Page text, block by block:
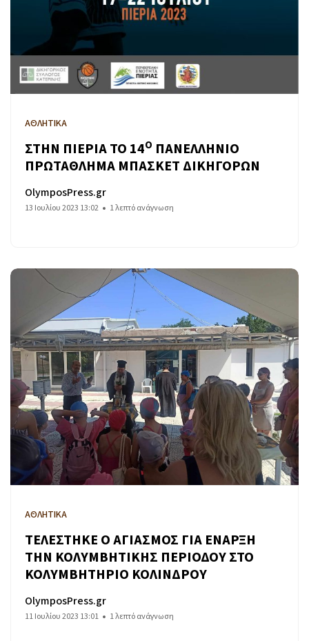
ΑΘΛΗΤΙΚΑ
ΣΤΗΝ ΠΙΕΡΙΑ ΤΟ 14Ο ΠΑΝΕΛΛΗΝΙΟ
ΠΡΩΤΑΘΛΗΜΑ ΜΠΑΣΚΕΤ ΔΙΚΗΓΟΡΩΝ
OlymposPress.gr
13 Ιουλίου 2023 13:02 1 λεπτό ανάγνωση
ΑΘΛΗΤΙΚΑ
ΤΕΛΕΣΤΗΚΕ Ο ΑΓΙΑΣΜΟΣ ΓΙΑ ΕΝΑΡΞΗ
ΤΗΝ ΚΟΛΥΜΒΗΤΙΚΗΣ ΠΕΡΙΟΔΟΥ ΣΤΟ
ΚΟΛΥΜΒΗΤΗΡΙΟ ΚΟΛΙΝΔΡΟΥ
OlymposPress.gr
11 Ιουλίου 2023 13:01 1 λεπτό ανάγνωση